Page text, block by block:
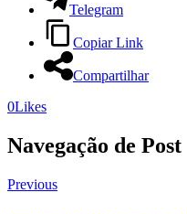
Telegram
Copiar Link
Compartilhar
0Likes
Navegação de Post
Previous